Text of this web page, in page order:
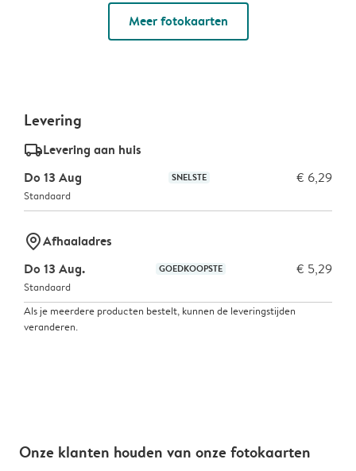
Meer fotokaarten
Levering
delivery_standard_v2Levering aan huis
Do 13 Aug
SNELSTE € 6,29
Standaard
marker-pinAfhaaladres
Do 13 Aug.
GOEDKOOPSTE € 5,29
Standaard
Als je meerdere producten bestelt, kunnen de leveringstijden
veranderen.
Onze klanten houden van onze fotokaarten